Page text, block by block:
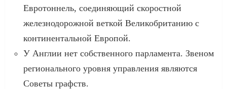
Евротоннель, соединяющий скоростной
железнодорожной веткой Великобританию с
континентальной Европой.
У Англии нет собственного парламента. Звеном
регионального уровня управления являются
Советы графств.